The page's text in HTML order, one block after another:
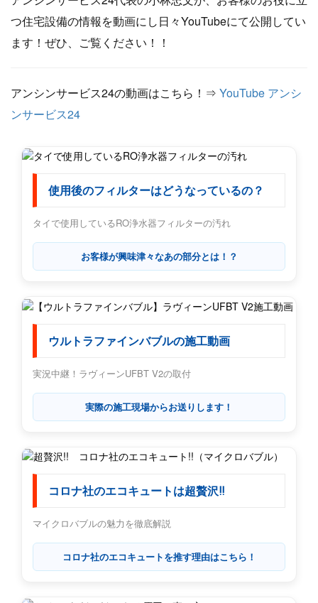
つ住宅設備の情報を動画にし日々YouTubeにて公開してい
ます！ぜひ、ご覧ください！！
アンシンサービス24の動画はこちら！⇒ YouTube アンシ
ンサービス24
使用後のフィルターはどうなっているの？
タイで使用しているRO浄水器フィルターの汚れ
お客様が興味津々なあの部分とは！？
ウルトラファインバブルの施工動画
実況中継！ラヴィーンUFBT V2の取付
実際の施工現場からお送りします！
コロナ社のエコキュートは超贅沢!!
マイクロバブルの魅力を徹底解説
コロナ社のエコキュートを推す理由はこちら！